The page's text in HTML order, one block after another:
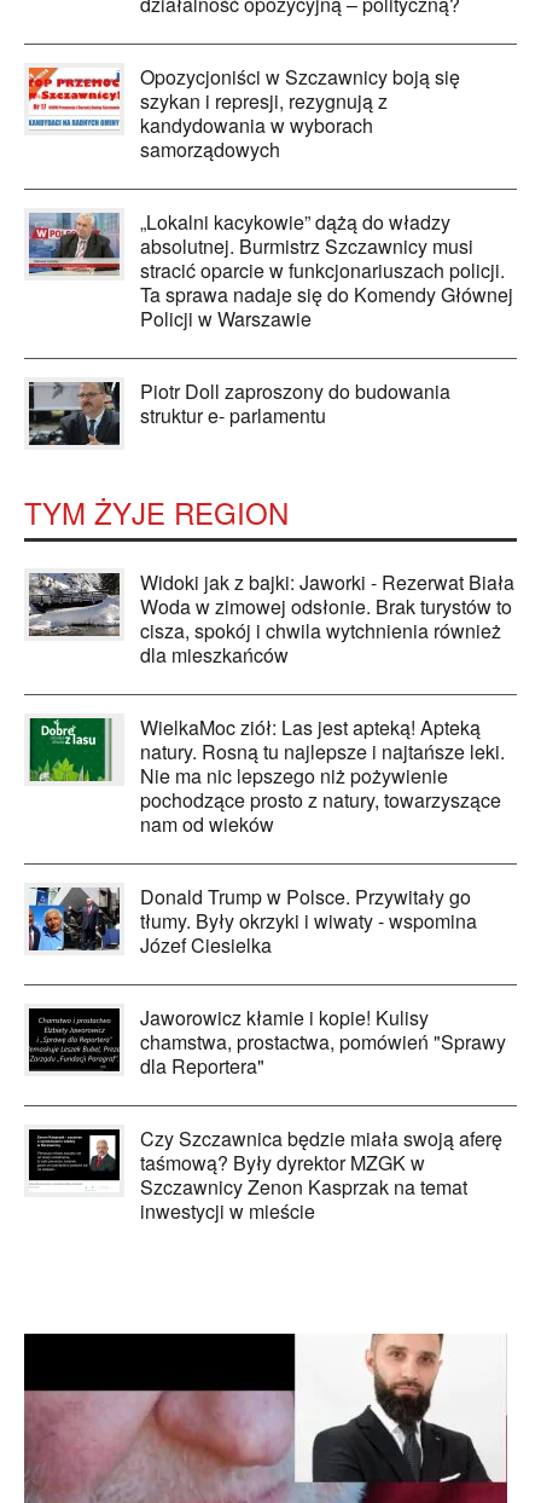
Opozycjoniści w Szczawnicy boją się
szykan i represji, rezygnują z
kandydowania w wyborach
samorządowych
„Lokalni kacykowie” dążą do władzy
absolutnej. Burmistrz Szczawnicy musi
stracić oparcie w funkcjonariuszach policji.
Ta sprawa nadaje się do Komendy Głównej
Policji w Warszawie
Piotr Doll zaproszony do budowania
struktur e- parlamentu
TYM ŻYJE REGION
Widoki jak z bajki: Jaworki - Rezerwat Biała
Woda w zimowej odsłonie. Brak turystów to
cisza, spokój i chwila wytchnienia również
dla mieszkańców
WielkaMoc ziół: Las jest apteką! Apteką
natury. Rosną tu najlepsze i najtańsze leki.
Nie ma nic lepszego niż pożywienie
pochodzące prosto z natury, towarzyszące
nam od wieków
Donald Trump w Polsce. Przywitały go
tłumy. Były okrzyki i wiwaty - wspomina
Józef Ciesielka
Jaworowicz kłamie i kopie! Kulisy
chamstwa, prostactwa, pomówień "Sprawy
dla Reportera"
Czy Szczawnica będzie miała swoją aferę
taśmową? Były dyrektor MZGK w
Szczawnicy Zenon Kasprzak na temat
inwestycji w mieście